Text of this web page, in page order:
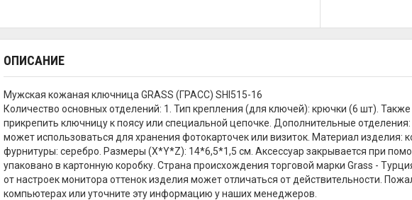
ОПИСАНИЕ
Мужская кожаная ключница GRASS (ГРАСС) SHI515-16
Количество основных отделений: 1. Тип крепления (для ключей): крючки (6 шт).
прикрепить ключницу к поясу или специальной цепочке. Дополнительные
может использоваться для хранения фотокарточек или визиток. Материал
фурнитуры: серебро. Размеры (X*Y*Z): 14*6,5*1,5 см. Аксессуар закрывается при
упаковано в картонную коробку. Страна происхождения торговой марки Grass -
от настроек монитора оттенок изделия может отличаться от действительности.
компьютерах или уточните эту информацию у наших менеджеров.